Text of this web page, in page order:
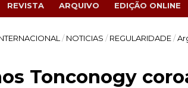
REVISTA ARQUIVO EDIÇÃO ONLINE
/ NOTICIAS / REGULARIDADE /
Tonconogy